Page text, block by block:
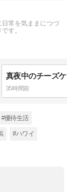
常を気ままにつづ
す。
35時間前
#優待生活
#ハワイ